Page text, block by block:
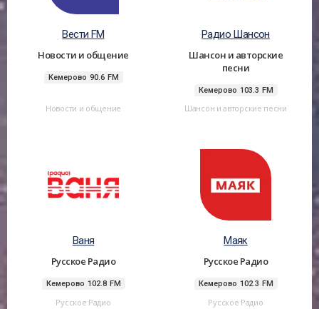
Вести FM
Новости и общение
Кемерово 90.6 FM
Новости и общение
Радио Шансон
Шансон и авторские
песни
Кемерово 103.3 FM
Шансон и авторские песни
Ваня
Русское Радио
Кемерово 102.8 FM
Русское Радио
Маяк
Русское Радио
Кемерово 102.3 FM
Русское Радио